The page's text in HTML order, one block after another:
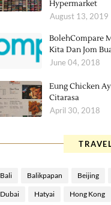
Hypermarket
August 13, 2019
BolehCompare
Kita Dan Jom
June 04, 2018
Eung Chicken
Citarasa
April 30, 2018
Bali Balikpapan Beijing
Dubai Hatyai Hong Kong